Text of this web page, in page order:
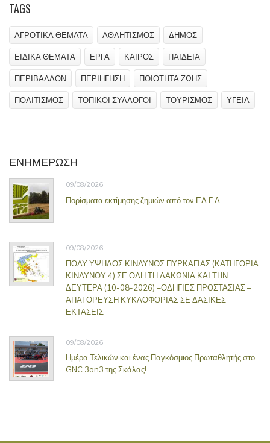
TAGS
ΑΓΡΟΤΙΚΑ ΘΕΜΑΤΑ ΑΘΛΗΤΙΣΜΟΣ ΔΗΜΟΣ
ΕΙΔΙΚΑ ΘΕΜΑΤΑ ΕΡΓΑ ΚΑΙΡΟΣ ΠΑΙΔΕΙΑ
ΠΕΡΙΒΑΛΛΟΝ ΠΕΡΙΗΓΗΣΗ ΠΟΙΟΤΗΤΑ ΖΩΗΣ
ΠΟΛΙΤΙΣΜΟΣ ΤΟΠΙΚΟΙ ΣΥΛΛΟΓΟΙ ΤΟΥΡΙΣΜΟΣ ΥΓΕΙΑ
ΕΝΗΜΕΡΩΣΗ
09/08/2026
Πορίσματα εκτίμησης ζημιών από τον ΕΛ.Γ.Α.
09/08/2026
ΠΟΛΥ ΥΨΗΛΟΣ ΚΙΝΔΥΝΟΣ ΠΥΡΚΑΓΙΑΣ (ΚΑΤΗΓΟΡΙΑ
ΚΙΝΔΥΝΟΥ 4) ΣΕ ΟΛΗ ΤΗ ΛΑΚΩΝΙΑ ΚΑΙ ΤΗΝ
ΔΕΥΤΕΡΑ (10-08-2026) –ΟΔΗΓΙΕΣ ΠΡΟΣΤΑΣΙΑΣ –
ΑΠΑΓΟΡΕΥΣΗ ΚΥΚΛΟΦΟΡΙΑΣ ΣΕ ΔΑΣΙΚΕΣ
ΕΚΤΑΣΕΙΣ
09/08/2026
Ημέρα Τελικών και ένας Παγκόσμιος Πρωταθλητής στο
GNC 3on3 της Σκάλας!